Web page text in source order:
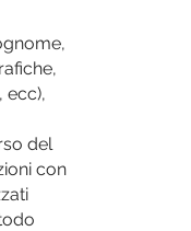
ecc),
del
con